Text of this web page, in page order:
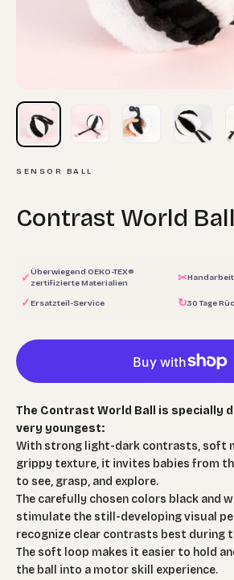
SENSOR BALL
Contrast World Ball
✓Überwiegend OEKO-TEX®
zertifizierte Materialien
✂Handarbeit
✓Ersatzteil-Service ↻30 Tage
The Contrast World Ball is specially
very youngest:
With strong light-dark contrasts, soft
grippy texture, it invites babies from
to see, grasp, and explore.
The carefully chosen colors black and
stimulate the still-developing visual
recognize clear contrasts best during
The soft loop makes it easier to hold
the ball into a motor skill experience.